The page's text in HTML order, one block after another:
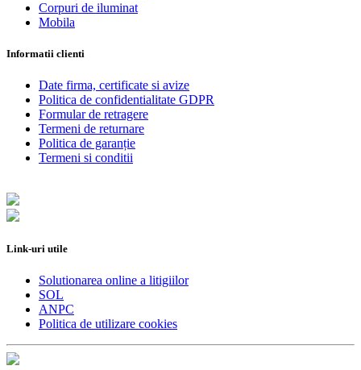
Corpuri de iluminat
Mobila
Informatii clienti
Date firma, certificate si avize
Politica de confidentialitate GDPR
Formular de retragere
Termeni de returnare
Politica de garanție
Termeni si conditii
Link-uri utile
Solutionarea online a litigiilor
SOL
ANPC
Politica de utilizare cookies